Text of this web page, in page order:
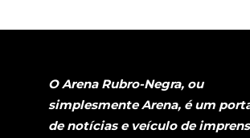
O Arena Rubro-Negra, ou
simplesmente Arena, é um
de notícias e veículo de